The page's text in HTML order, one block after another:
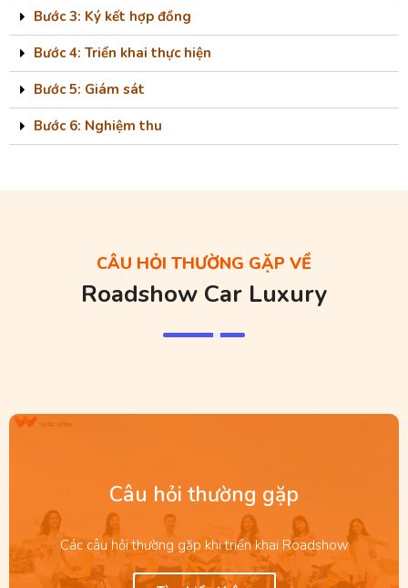
Bước 3: Ký kết hợp đồng
Bước 4: Triển khai thực hiện
Bước 5: Giám sát
Bước 6: Nghiệm thu
CÂU HỎI THƯỜNG GẶP VỀ
Roadshow Car Luxury
Câu hỏi thường gặp
Các câu hỏi thường gặp khi triển khai Roadshow